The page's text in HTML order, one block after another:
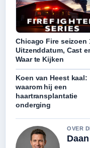
Chicago Fire seizoen
Uitzenddatum, Cast
Waar te Kijken
Koen van Heest kaal:
waarom hij een
haartransplantatie
onderging
OVER